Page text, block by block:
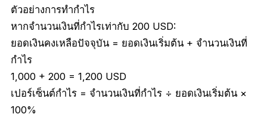
ตัวอย่างการทำกำไร
หากจำนวนเงินที่กำไรเท่ากับ 200 USD:
ยอดเงินคงเหลือปัจจุบัน = ยอดเงินเริ่มต้น + จำนวนเงินที่
กำไร
1,000 + 200 = 1,200 USD
เปอร์เซ็นต์กำไร = จำนวนเงินที่กำไร ÷ ยอดเงินเริ่มต้น ×
100%